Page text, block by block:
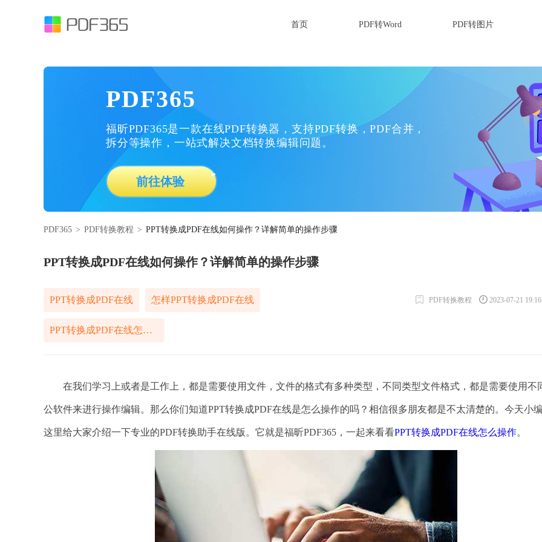
首页 PDF转Word PDF转图片
PDF365
福昕PDF365是一款在线PDF转换器，支持PDF转换，PDF合并，
拆分等操作，一站式解决文档转换编辑问题。
前往体验
PDF365 > PDF转换教程 > PPT转换成PDF在线如何操作？详解简单的操作步骤
PPT转换成PDF在线如何操作？详解简单的操作步骤
PPT转换成PDF在线 怎样PPT转换成PDF在线
PPT转换成PDF在线怎么操作
PDF转换教程 2023-07-21
在我们学习上或者是工作上，都是需要使用文件，文件的格式有多种类型，不同类型文件格式，都是需要使用不
公软件来进行操作编辑。那么你们知道PPT转换成PDF在线是怎么操作的吗？相信很多朋友都是不太清楚的。今天小
这里给大家介绍一下专业的PDF转换助手在线版。它就是福昕PDF365，一起来看看PPT转换成PDF在线怎么操作。